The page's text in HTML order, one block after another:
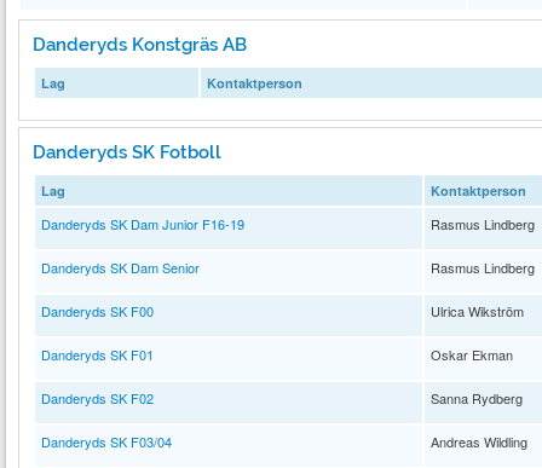
Danderyds Konstgräs AB
Lag Kontaktperson
Danderyds SK Fotboll
Lag Kontaktperson
Danderyds SK Dam Junior F16-19 Rasmus Lindberg
Danderyds SK Dam Senior Rasmus Lindberg
Danderyds SK F00 Ulrica Wikström
Danderyds SK F01 Oskar Ekman
Danderyds SK F02 Sanna Rydberg
Danderyds SK F03/04 Andreas Wildling